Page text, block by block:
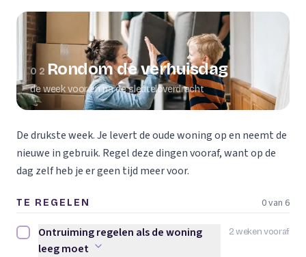
02 Rondom de verhuisdag
de week voor en na de sleuteloverdracht
De drukste week. Je levert de oude woning op en neemt de
nieuwe in gebruik. Regel deze dingen vooraf, want op de
dag zelf heb je er geen tijd meer voor.
TE REGELEN 0 van 6
2 weken vooraf
Ontruiming regelen als de woning leeg moet afvinken
Ontruiming regelen als de woning
leeg moet